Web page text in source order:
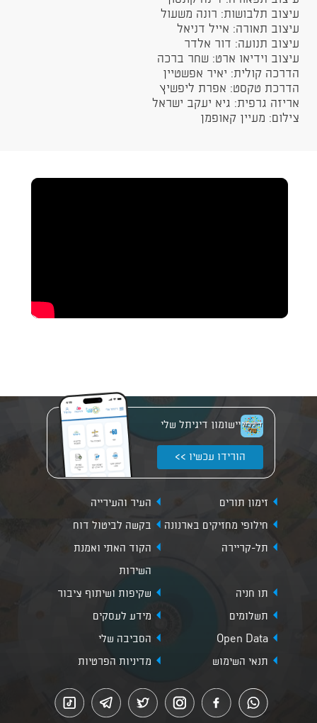
עיצוב תלבושות: רונה משעול
עיצוב תאורה: אייל דניאל
עיצוב תנועה: דור אלדר
עיצוב וידיאו ארט: שחר ברכה
הדרכה קולית: יאיר אפשטיין
הדרכת טקסט: אפרת ליפשיץ
אריזה גרפית: גיא יעקב ישראל
צילום: מעיין קאופמן​​
יישומון דיגיתל שלי
הורידו עכשיו >>
זימון תורים
העיר והעירייה
חילופי מחזיקים בארנונה
בקשה לביטול דוח
תל-קריירה
הקוד האתי ואמנת
השירות
תו חניה
שקיפות ושיתוף ציבור
תשלומים
מידע לעסקים
Open Data
הסביבה שלי
תנאי השימוש
מדיניות הפרטיות